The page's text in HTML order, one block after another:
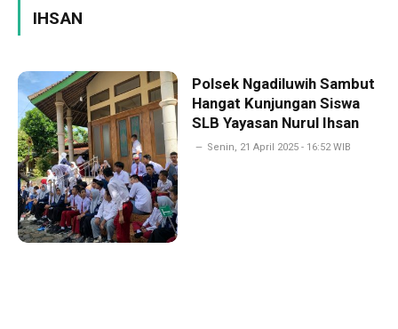
IHSAN
Polsek Ngadiluwih Sambut
Hangat Kunjungan Siswa
SLB Yayasan Nurul Ihsan
Senin, 21 April 2025 - 16:52 WIB